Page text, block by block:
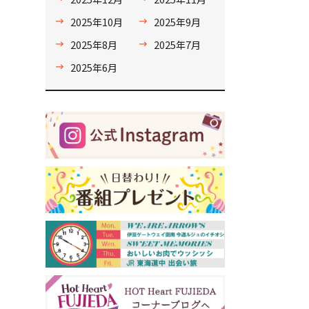
2025年10月
2025年9月
2025年8月
2025年7月
2025年6月